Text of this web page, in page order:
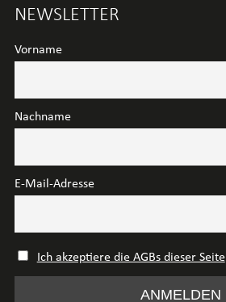
NEWSLETTER
Vorname
Nachname
E-Mail-Adresse
Ich akzeptiere die AGBs dieser Seite